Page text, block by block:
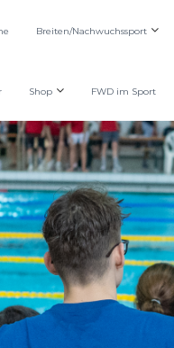
Breiten/Nachwuchssport
Shop FWD im Sport